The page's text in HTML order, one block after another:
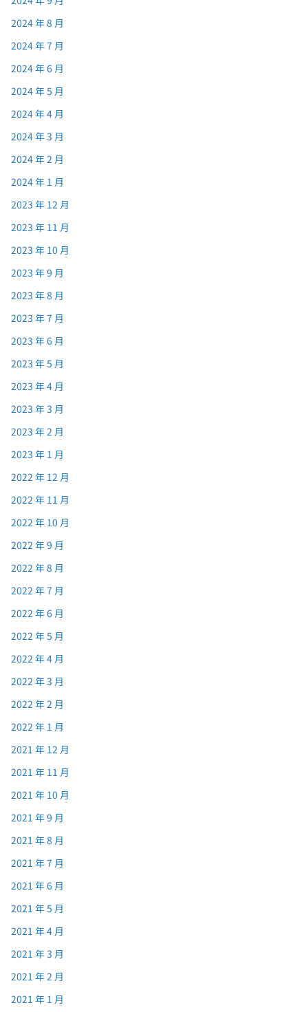
2024 年 8 月
2024 年 7 月
2024 年 6 月
2024 年 5 月
2024 年 4 月
2024 年 3 月
2024 年 2 月
2024 年 1 月
2023 年 12 月
2023 年 11 月
2023 年 10 月
2023 年 9 月
2023 年 8 月
2023 年 7 月
2023 年 6 月
2023 年 5 月
2023 年 4 月
2023 年 3 月
2023 年 2 月
2023 年 1 月
2022 年 12 月
2022 年 11 月
2022 年 10 月
2022 年 9 月
2022 年 8 月
2022 年 7 月
2022 年 6 月
2022 年 5 月
2022 年 4 月
2022 年 3 月
2022 年 2 月
2022 年 1 月
2021 年 12 月
2021 年 11 月
2021 年 10 月
2021 年 9 月
2021 年 8 月
2021 年 7 月
2021 年 6 月
2021 年 5 月
2021 年 4 月
2021 年 3 月
2021 年 2 月
2021 年 1 月